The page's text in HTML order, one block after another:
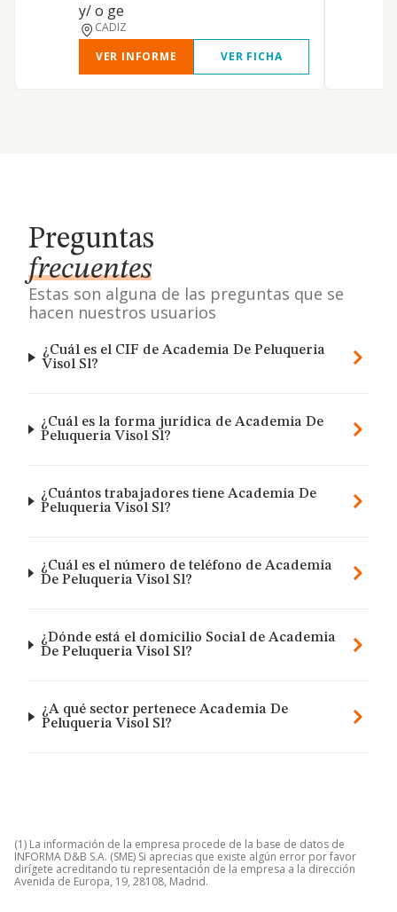
y/ o ge
CADIZ
VER INFORME
VER FICHA
Preguntas
frecuentes
Estas son alguna de las preguntas que se
hacen nuestros usuarios
¿Cuál es el CIF de Academia De Peluqueria
Visol Sl?
¿Cuál es la forma jurídica de Academia De
Peluqueria Visol Sl?
¿Cuántos trabajadores tiene Academia De
Peluqueria Visol Sl?
¿Cuál es el número de teléfono de Academia
De Peluqueria Visol Sl?
¿Dónde está el domicilio Social de Academia
De Peluqueria Visol Sl?
¿A qué sector pertenece Academia De
Peluqueria Visol Sl?
(1) La información de la empresa procede de la base de datos de
INFORMA D&B S.A. (SME) Si aprecias que existe algún error por favor
dirígete acreditando tu representación de la empresa a la dirección
Avenida de Europa, 19, 28108, Madrid.